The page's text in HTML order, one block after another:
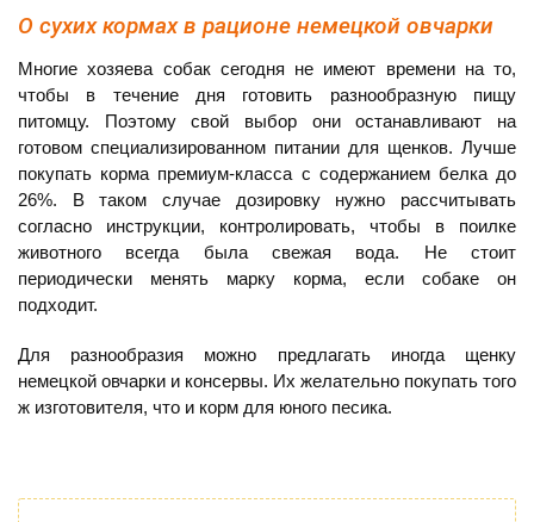
О сухих кормах в рационе немецкой овчарки
Многие хозяева собак сегодня не имеют времени на то,
чтобы в течение дня готовить разнообразную пищу
питомцу. Поэтому свой выбор они останавливают на
готовом специализированном питании для щенков. Лучше
покупать корма премиум-класса с содержанием белка до
26%. В таком случае дозировку нужно рассчитывать
согласно инструкции, контролировать, чтобы в поилке
животного всегда была свежая вода. Не стоит
периодически менять марку корма, если собаке он
подходит.
Для разнообразия можно предлагать иногда щенку
немецкой овчарки и консервы. Их желательно покупать того
ж изготовителя, что и корм для юного песика.